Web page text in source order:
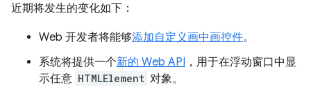
近期将发生的变化如下：
Web 开发者将能够添加自定义画中画控件。
系统将提供一个新的 Web API ，用于在浮动窗口中显
示任意 HTMLElement 对象。